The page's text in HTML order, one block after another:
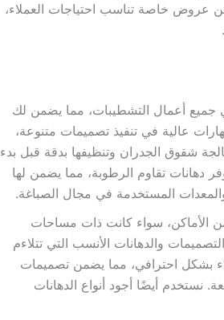
من عروض خاصة تناسب احتياجات العملاء،
جميع أعمال التشطيبات، مما يضمن لك
عالية في تنفيذ تصميمات متنوعة،
شقوق الجدران وتنظيفها بدقة قبل بدء
دهانات تقاوم الرطوبة، مما يضمن لها
المستخدمة في مجال الصباغة.
الأماكن، سواء كانت ذات مساحات
والدهانات الأنسب التي تتلاءم
بشكل احترافي، مما يضمن تصميمات
نستخدم أيضًا أجود أنواع الدهانات